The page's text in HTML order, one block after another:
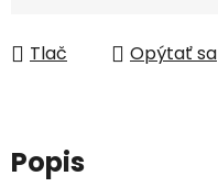
Tlač Opýtať sa
Popis